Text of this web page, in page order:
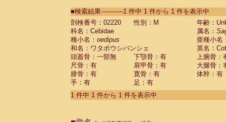
CebidaeSaguinus labiatus(0)
Cebidae Saguinus leucopus (0)
Cebidae
Cebidae
CebidaeSaguinus nigricollis (0)
Cebidae Saguinus oedipus
Cebidae Saguinus weddelli
Cebidae Saguinusspp.
Cebidae Aotus trivirgatus
Cebidae Cebus albifrons
■検索結果-----------1 件中 1 件から 1 件を表示中
剖検番号：02220
性別：M
年齢：
科名：Cebidae
属名：
種小名： oedipus
亜種小名
和名：ワタボウシパンシェ
英名：
頭蓋骨：一部無
下顎骨：有
上腕骨：
尺骨：有
肩甲骨：有
大腿骨：
腓骨：有
寛骨：有
体幹：有
手：有
足：有
1 件中 1 件から 1 件を表示中